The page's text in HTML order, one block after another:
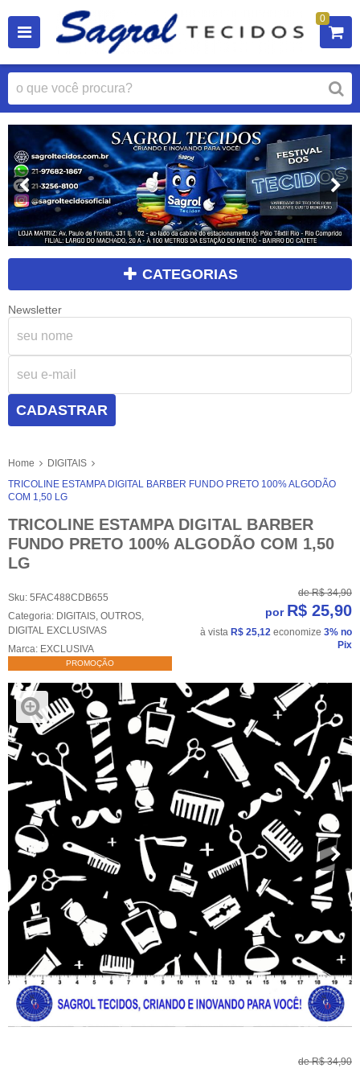
0
CATEGORIAS
Newsletter
CADASTRAR
Home
DIGITAIS
TRICOLINE ESTAMPA DIGITAL BARBER FUNDO PRETO 100% ALGODÃO
COM 1,50 LG
TRICOLINE ESTAMPA DIGITAL BARBER
FUNDO PRETO 100% ALGODÃO COM 1,50
LG
Sku: 5FAC488CDB655
Categoria: DIGITAIS, OUTROS,
DIGITAL EXCLUSIVAS
Marca: EXCLUSIVA
PROMOÇÃO
de R$ 34,90
por R$ 25,90
à vista R$ 25,12 economize 3% no
Pix
de R$ 34,90